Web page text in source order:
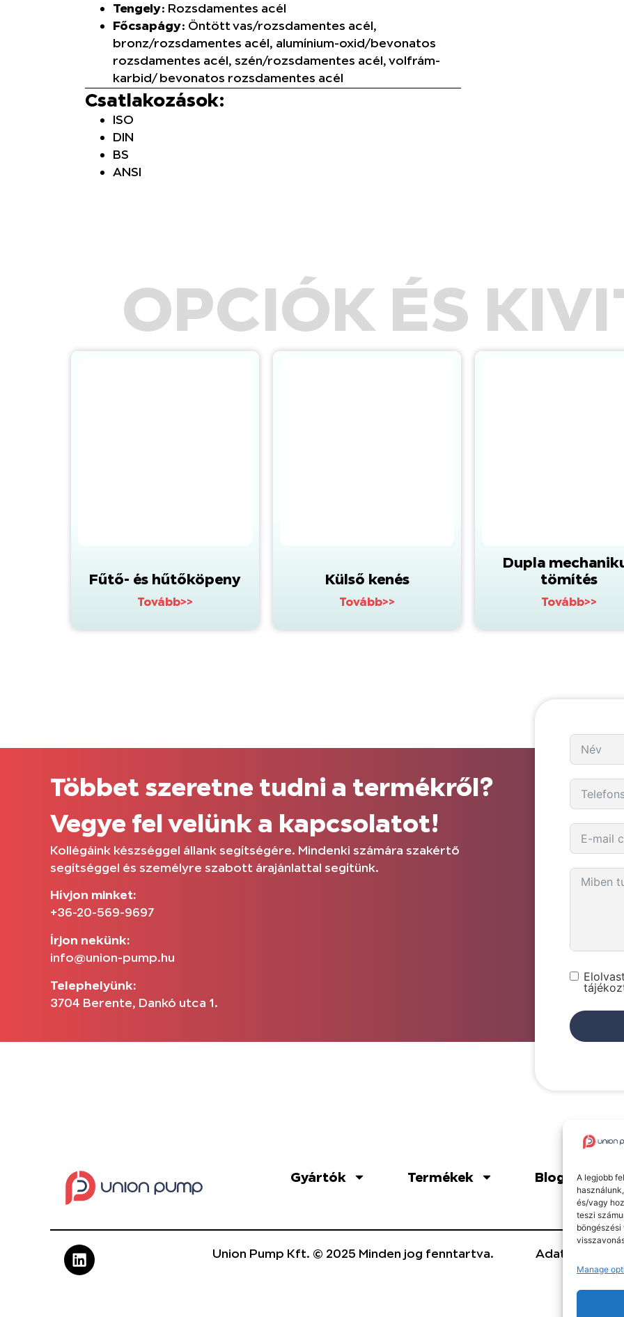
A legjobb
és/vagy
teszi
Manage
Tengely: Rozsdamentes acél
Főcsapágy: Öntött vas/rozsdamentes acél,
bronz/rozsdamentes acél, alumínium-oxid/bevonatos
rozsdamentes acél, szén/rozsdamentes acél, volfrám-
karbid/ bevonatos rozsdamentes acél
Csatlakozások:
ISO
DIN
BS
ANSI
OPCIÓK ÉS
Fűtő- és hűtőköpeny
Tovább>>
Külső kenés
Tovább>>
Dupla
tömítés
Tovább>>
Többet szeretne tudni a termékről?
Vegye fel velünk a kapcsolatot!
Kollégáink készséggel állank segítségére. Mindenki számára szakértő
segítséggel és személyre szabott árajánlattal segítünk.
Hívjon minket:
+36-20-569-9697
Írjon nekünk:
info@union-pump.hu
Telephelyünk:
3704 Berente, Dankó utca 1.
Gyártók Termékek Blog
Union Pump Kft. © 2025 Minden jog fenntartva. Adatvédelmi